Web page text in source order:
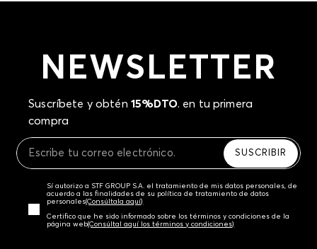
NEWSLETTER
Suscríbete y obtén 15%DTO. en tu primera
compra
SUSCRIBIR
Sí autorizo a STF GROUP S.A. el tratamiento de mis datos personales, de
acuerdo a las finalidades de su política de tratamiento de datos
personales‎(Consúltala aquí)
Certifico que he sido informado sobre los términos y condiciones de la
página web‎(Consúltal aquí los términos y condiciones)